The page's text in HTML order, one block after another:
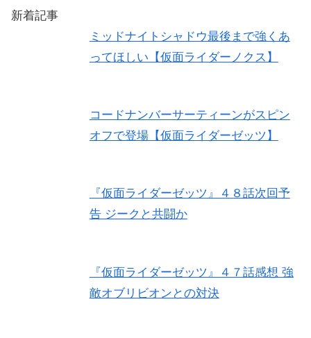
新着記事
ミッドナイトシャドウ最後まで強くあ
ってほしい【仮面ライダーノクス】
コードナンバーサーティーンがスピン
オフで登場【仮面ライダーゼッツ】
『仮面ライダーゼッツ』４８話次回予
告 ジークと共闘か
『仮面ライダーゼッツ』４７話感想 強
敵オブリビオンとの対決